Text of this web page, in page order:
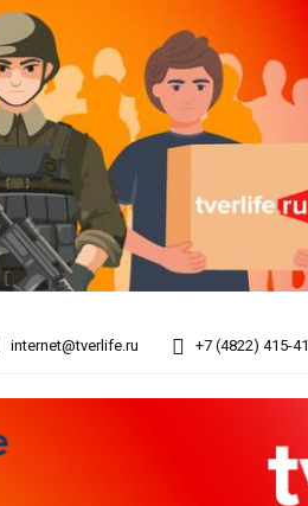
internet@tverlife.ru +7 (4822) 415-